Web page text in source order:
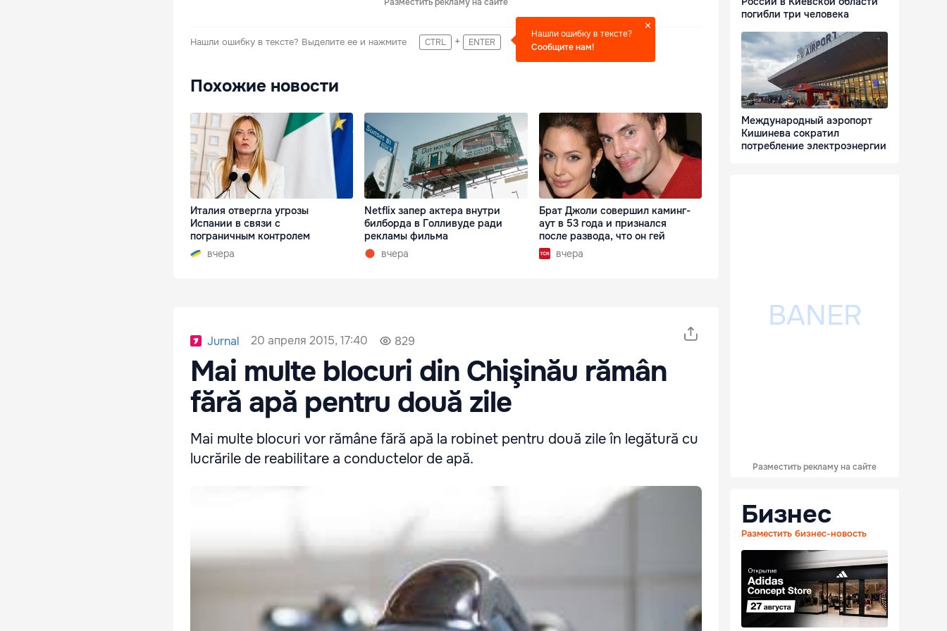
Разместить рекламу на сайте
Нашли ошибку в тексте? Выделите ее и нажмите CTRL + ENTER
Нашли ошибку в тексте?
Сообщите нам!
Похожие новости
Италия отвергла угрозы
Испании в связи с
пограничным контролем
вчера
Netflix запер актера внутри
билборда в Голливуде ради
рекламы фильма
вчера
Брат Джоли совершил каминг-
аут в 53 года и признался
после развода, что он гей
вчера
Jurnal 20 апреля 2015, 17:40 829
Mai multe blocuri din Chişinău rămân
fără apă pentru două zile
Mai multe blocuri vor rămâne fără apă la robinet pentru două zile în legătură cu
lucrările de reabilitare a conductelor de apă.
погибли три человека
Международный аэропорт
Кишинева сократил
потребление электроэнергии
Разместить рекламу на сайте
Бизнес
Разместить бизнес-новость